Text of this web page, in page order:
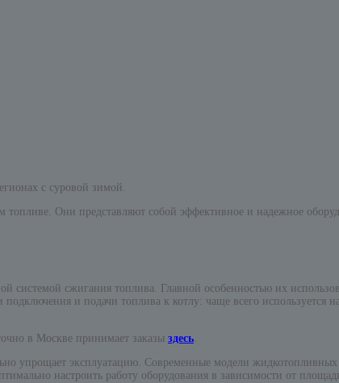
с суровой зимой.
Они представляют собой эффективное и надежное
сжигания топлива. Главной особенностью их
и подачи топлива к котлу: чаще всего используется
в Москве принимает заказы здесь.
упрощает эксплуатацию. Современные модели
настроить работу оборудования в зависимости от